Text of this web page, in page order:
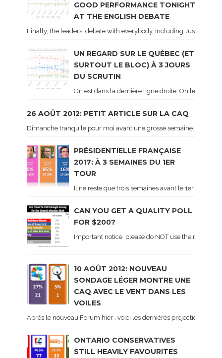
GOOD PERFORMANCE TONIGHT
AT THE ENGLISH DEBATE
Finally, the leaders' debate with everybody, including Justin
UN REGARD SUR LE QUÉBEC (ET
SURTOUT LE BLOC) À 3 JOURS
DU SCRUTIN
On est dans la dernière ligne droite. On le sait
26 AOÛT 2012: PETIT ARTICLE SUR LA CAQ
Dimanche tranquile pour moi avant une grosse semaine. Voici
PRÉSIDENTIELLE FRANÇAISE
2017: À 3 SEMAINES DU 1ER
TOUR
Il ne reste que trois semaines avant le 1er tour de
CAN YOU GET A QUALITY POLL
FOR $200?
Important notice: please do NOT use the
10 AOÛT 2012: NOUVEAU
SONDAGE LÉGER MONTRE UNE
CAQ AVEC LE VENT DANS LES
VOILES
Après le nouveau Forum hier , voici les dernières projections
ONTARIO CONSERVATIVES
STILL HEAVILY FAVOURITES